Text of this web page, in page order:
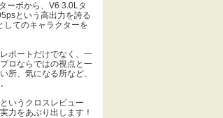
ーボから、V6 3.0Lタ
という高出力を誇る
してのキャラクターを
ポートだけでなく、一
ロならではの視点と一
所、気になる所など、
いうクロスレビュー
力をあぶり出します！